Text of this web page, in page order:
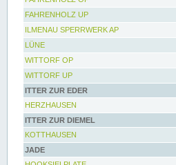
FAHRENHOLZ UP
ILMENAU SPERRWERK AP
LÜNE
WITTORF OP
WITTORF UP
ITTER ZUR EDER
HERZHAUSEN
ITTER ZUR DIEMEL
KOTTHAUSEN
JADE